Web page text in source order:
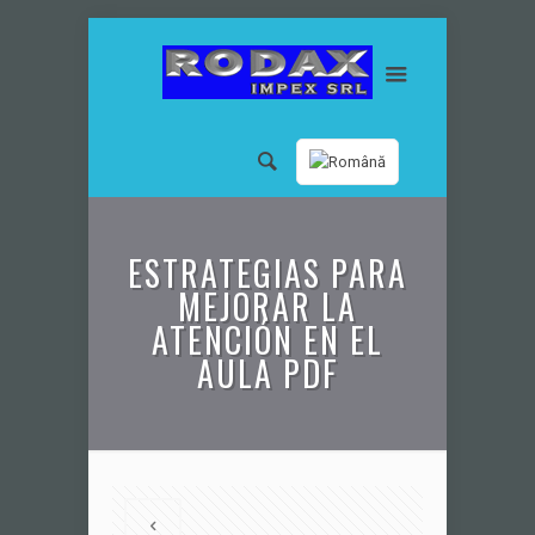
ESTRATEGIAS PARA
MEJORAR LA
ATENCIÓN EN EL
AULA PDF